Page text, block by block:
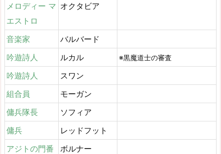
メロディー マ
エストロ
オクタビア
音楽家
バルバード
吟遊詩人
ルカル ※黒魔道士の審査
吟遊詩人
スワン
組合員
モーガン
傭兵隊長
ソフィア
傭兵
レッドフット
アジトの門番
ボルナー